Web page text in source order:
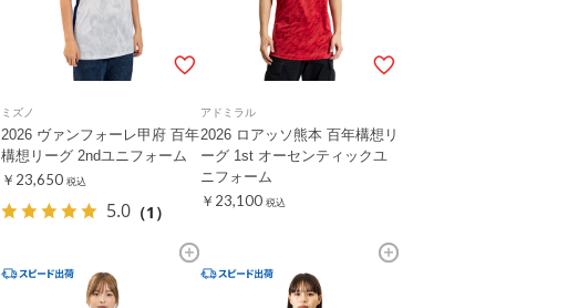
ミズノ
2026 ヴァンフォーレ甲府 百年
構想リーグ 2ndユニフォーム
￥23,650 税込
5.0 （1）
アドミラル
2026 ロアッソ熊本 百年構想リ
ーグ 1st オーセンティックユ
ニフォーム
￥23,100 税込